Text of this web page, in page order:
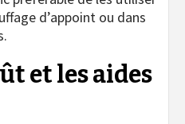
d’appoint ou dans
et les aides